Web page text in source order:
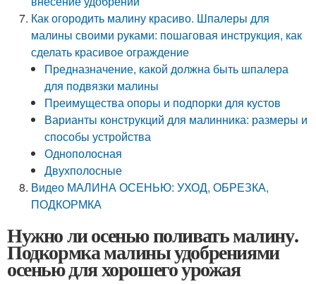
Как огородить малину красиво. Шпалеры для
малины своими руками: пошаговая инструкция, как
сделать красивое ограждение
Предназначение, какой должна быть шпалера
для подвязки малины
Преимущества опоры и подпорки для кустов
Варианты конструкций для малинника: размеры и
способы устройства
Однополосная
Двухполосные
Видео МАЛИНА ОСЕНЬЮ: УХОД, ОБРЕЗКА,
ПОДКОРМКА
Нужно ли осенью поливать малину.
Подкормка малины удобрениями
осенью для хорошего урожая